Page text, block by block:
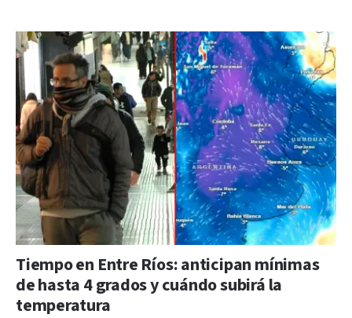
Tiempo en Entre Ríos: anticipan mínimas
de hasta 4 grados y cuándo subirá la
temperatura